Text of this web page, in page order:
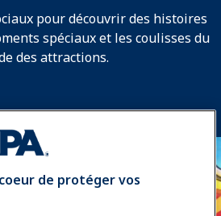
pour découvrir des histoires
spéciaux et les coulisses du
des attractions.
de protéger vos